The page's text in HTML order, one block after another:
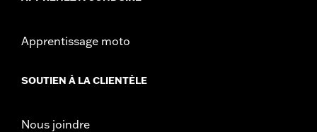
Apprentissage moto
SOUTIEN À LA CLIENTÈLE
Nous joindre